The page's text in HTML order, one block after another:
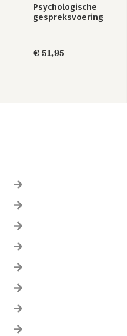
Psychologische
gespreksvoering
€ 51,95